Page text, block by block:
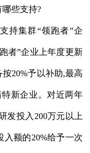
些支持?
集群“领跑者”企
者”企业上年度更新
20%予以补助,最高
新企业。对近两年
发投入200万元以上
额的20%给予一次